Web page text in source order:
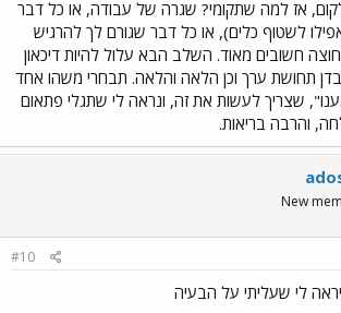
אז למה שתקומי? שגרה של עבודה, או כל דבר
לשטוף כלים), או כל דבר שגורם לך להרגיש
חשובים מאוד. השלב הבא עלול להיות דיכאון
תחושת ערך וכן הלאה והלאה. תבחרי משהו אחד
שצריך לעשות את זה, ונראה לי שתגלי פתאום
והרבה בריאות.
New
#10
לי שעליתי על הבעיה